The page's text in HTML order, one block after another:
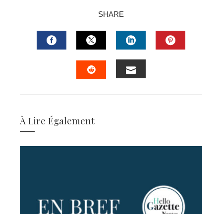
SHARE
FACEBOOKTWITTERLINKEDIN
À Lire Également